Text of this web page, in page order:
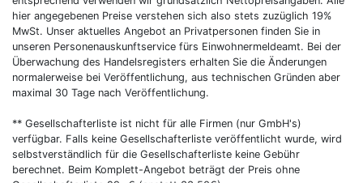
hier angegebenen Preise verstehen sich also stets zuzüglich 19%
MwSt. Unser aktuelles Angebot an Privatpersonen finden Sie in
unseren Personenauskunftservice fürs Einwohnermeldeamt. Bei der
Überwachung des Handelsregisters erhalten Sie die Änderungen
normalerweise bei Veröffentlichung, aus technischen Gründen aber
maximal 30 Tage nach Veröffentlichung.
** Gesellschafterliste ist nicht für alle Firmen (nur GmbH's)
verfügbar. Falls keine Gesellschafterliste veröffentlicht wurde, wird
selbstverständlich für die Gesellschafterliste keine Gebühr
berechnet. Beim Komplett-Angebot beträgt der Preis ohne